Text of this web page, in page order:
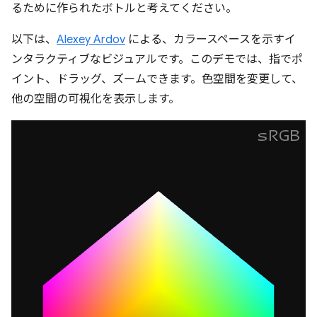
るために作られたボトルと考えてください。
以下は、 Alexey Ardov による、カラースペースを示すイ
ンタラクティブなビジュアルです。このデモでは、指でポ
イント、ドラッグ、ズームできます。色空間を変更して、
他の空間の可視化を表示します。